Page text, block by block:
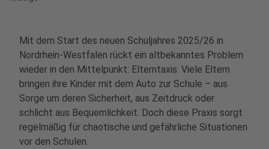
Mit dem Start des neuen Schuljahres 2025/26 in
Nordrhein-Westfalen rückt ein altbekanntes Problem
wieder in den Mittelpunkt: Elterntaxis. Viele Eltern
bringen ihre Kinder mit dem Auto zur Schule – aus
Sorge um deren Sicherheit, aus Zeitdruck oder
schlicht aus Bequemlichkeit. Doch diese Praxis sorgt
regelmäßig für chaotische und gefährliche Situationen
vor den Schulen.